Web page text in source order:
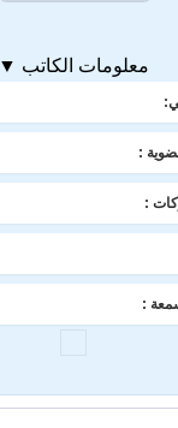
معلومات الكاتب ▼
:
:
: